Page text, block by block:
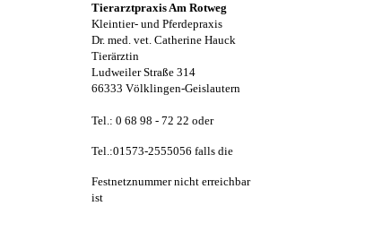
Tierarztpraxis Am Rotweg
Kleintier- und Pferdepraxis
Dr. med. vet. Catherine Hauck
Tierärztin
Ludweiler Straße 314
66333 Völklingen-Geislautern
Tel.: 0 68 98 - 72 22 oder
Tel.:01573-2555056 falls die
Festnetznummer nicht erreichbar
ist